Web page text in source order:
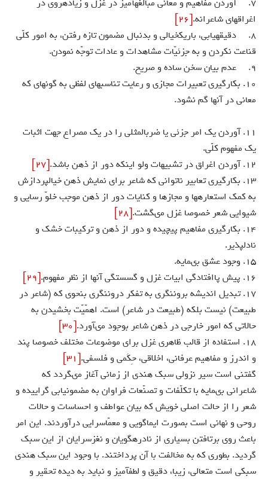
7. آوردن مفاهيم و معانى مبالغه‏آميز در غزل و زياده‏روى در
اغراقهاى شاعرانه.[26]
8. دقيقه‏يابى، باريك‏خيالى و بدنبال مضمون تازه رفتن، به امور كلّى
قناعت نكردن و به جزئيّات مشاهدات و عادات توجّه نمودن.
9. عدم بيان سخن ساده و صريح.
10. بكارگيرى تعبيرات مجازى و رعايت تناسبهاى لفظى به گونه‏اى كه
معانى در آنها گم نشود.
11. آوردن يك امر جزئى يا ضرب‏المثلى را در يك مصراع جهت اثبات
يك مفهوم كلّى.
12. آوردن اغراق در تشبيهات ولو اينكه دور از ذهن باشد.
[27]
13. بكارگيرى تعابير ناتوانى كه شاعر براى نمايش ذهن خيال‏پردازش
به كمك استعاره‏ها و مجازها و كنايات دور از ذهن موجب خلوّ رسايى و
شيوايى شعر خصوصا غزل مى‏گشت.[28]
14. بكارگيرى مفاهيم پيچيده و دور از ذهن و تركيبات خشك و
نادلپذير.
15. وجود عشق بى‏مايه.
16. پيش پاافتادگى ابيات غزل و گسستگى آنها از نظر مفهوم.
[29]
17. تبديل انديشه برون‏نگرى به تفكر درون‏نگرى بنحوى كه (شاعر در
طبيعت) نيست بلكه (طبيعت در شاعر) است. اهمّيّت بخشيدن به
حالاتى كه امور خارجى در ذهن شاعر بوجود مى‏آورد.[30]
18. استفاده از قالب ظاهرى غزل براى موضوعات مختلف خصوصا پند
و اندرز و مفاهيم عرفانى، اخلاقى، حِكَمى و فلسفى.[31]
گفتنى است سير نزولى سبك هندى از زمانى آغاز مى‏گردد كه
شاعرانى بى‏مايه با تكلّفات و تصنّعات فراوان به مضمون‏يابى گراييده و
شعر را از حالت اصلى خويش كه بيان عواطف و احساسات و حالات
روحى و نهانى است بصورت ايماگويى و معمّاسرايى درآوردند. اين امر
باعث روى برتافتن بسيارى از نادره‏گويان و نغزسرايان از اين سبك
گرديد. بطورى كه به مخالفت با آن پرداختند. با وجود اين سبك هندى
سبكى است متعالى، زيبا، دقيق و لطف‏آميز و نبايد به ديده تحقير و